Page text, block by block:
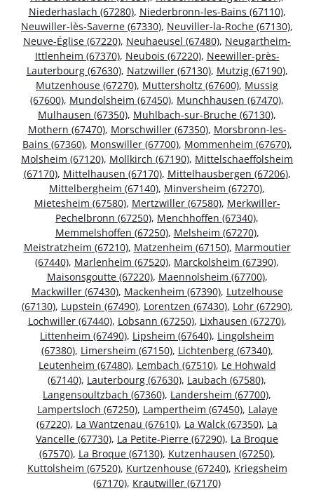
Niederhaslach (67280), Niederbronn-les-Bains (67110),
Neuwiller-lès-Saverne (67330), Neuviller-la-Roche (67130),
Neuve-Église (67220), Neuhaeusel (67480), Neugartheim-
Ittlenheim (67370), Neubois (67220), Neewiller-près-
Lauterbourg (67630), Natzwiller (67130), Mutzig (67190),
Mutzenhouse (67270), Muttersholtz (67600), Mussig
(67600), Mundolsheim (67450), Munchhausen (67470),
Mulhausen (67350), Muhlbach-sur-Bruche (67130),
Mothern (67470), Morschwiller (67350), Morsbronn-les-
Bains (67360), Monswiller (67700), Mommenheim (67670),
Molsheim (67120), Mollkirch (67190), Mittelschaeffolsheim
(67170), Mittelhausen (67170), Mittelhausbergen (67206),
Mittelbergheim (67140), Minversheim (67270),
Mietesheim (67580), Mertzwiller (67580), Merkwiller-
Pechelbronn (67250), Menchhoffen (67340),
Memmelshoffen (67250), Melsheim (67270),
Meistratzheim (67210), Matzenheim (67150), Marmoutier
(67440), Marlenheim (67520), Marckolsheim (67390),
Maisonsgoutte (67220), Maennolsheim (67700),
Mackwiller (67430), Mackenheim (67390), Lutzelhouse
(67130), Lupstein (67490), Lorentzen (67430), Lohr (67290),
Lochwiller (67440), Lobsann (67250), Lixhausen (67270),
Littenheim (67490), Lipsheim (67640), Lingolsheim
(67380), Limersheim (67150), Lichtenberg (67340),
Leutenheim (67480), Lembach (67510), Le Hohwald
(67140), Lauterbourg (67630), Laubach (67580),
Langensoultzbach (67360), Landersheim (67700),
Lampertsloch (67250), Lampertheim (67450), Lalaye
(67220), La Wantzenau (67610), La Walck (67350), La
Vancelle (67730), La Petite-Pierre (67290), La Broque
(67570), La Broque (67130), Kutzenhausen (67250),
Kuttolsheim (67520), Kurtzenhouse (67240), Kriegsheim
(67170), Krautwiller (67170)